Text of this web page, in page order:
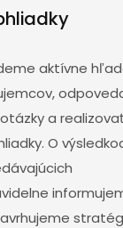
aktívne
a
O